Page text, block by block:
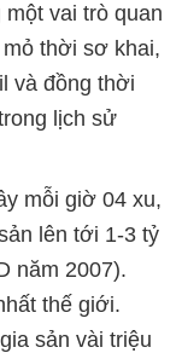
vai trò quan
thời sơ khai,
và đồng thời
lịch sử
mỗi giờ 04 xu,
lên tới 1-3 tỷ
năm 2007).
thế giới.
sản vài triệu